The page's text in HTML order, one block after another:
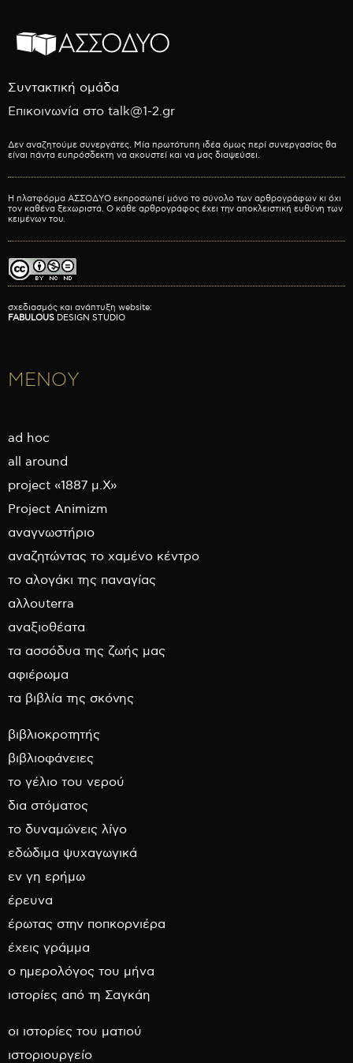
Συντακτική ομάδα
Επικοινωνία στο talk@1-2.gr
Δεν αναζητούμε συνεργάτες. Μία πρωτότυπη ιδέα όμως περί συνεργασίας θα
είναι πάντα ευπρόσδεκτη να ακουστεί και να μας διαψεύσει.
Η πλατφόρμα ΑΣΣΟΔΥΟ εκπροσωπεί μόνο το σύνολο των αρθρογράφων κι όχι
τον καθένα ξεχωριστά. Ο κάθε αρθρογράφος έχει την αποκλειστική ευθύνη των
κειμένων του.
σχεδιασμός και ανάπτυξη website:
FABULOUS DESIGN STUDIO
ΜΕΝΟΥ
ad hoc
all around
project «1887 μ.Χ»
Project Animizm
αναγνωστήριο
αναζητώντας το χαμένο κέντρο
το αλογάκι της παναγίας
αλλουterra
αναξιοθέατα
τα ασσόδυα της ζωής μας
αφιέρωμα
τα βιβλία της σκόνης
βιβλιοκροτητής
βιβλιοφάνειες
το γέλιο του νερού
δια στόματος
το δυναμώνεις λίγο
εδώδιμα ψυχαγωγικά
εν γη ερήμω
έρευνα
έρωτας στην ποπκορνιέρα
έχεις γράμμα
ο ημερολόγος του μήνα
ιστορίες από τη Σαγκάη
οι ιστορίες του ματιού
ιστοριουργείο